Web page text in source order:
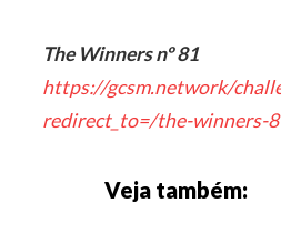
The Winners nº 81
https://gcsm.network/
redirect_to=/the-winners-
Veja também: